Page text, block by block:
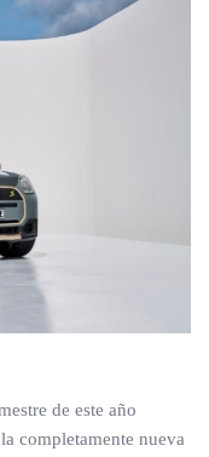
de este año
completamente nueva